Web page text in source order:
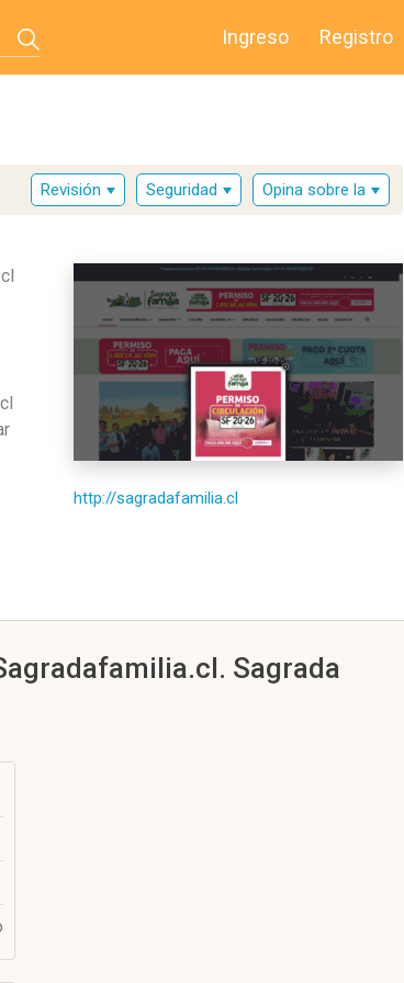
Ingreso Registro
Revisión Seguridad Opina sobre la
http://sagradafamilia.cl
Sagrada